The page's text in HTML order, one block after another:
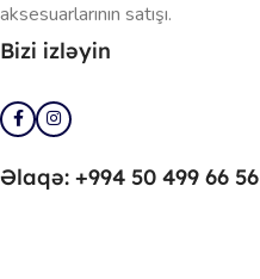
aksesuarlarının satışı.
Bizi izləyin
Əlaqə: +994 50 499 66 56